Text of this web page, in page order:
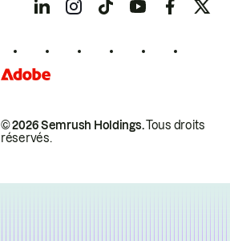
© 2026 Semrush Holdings.Tous droits
réservés.